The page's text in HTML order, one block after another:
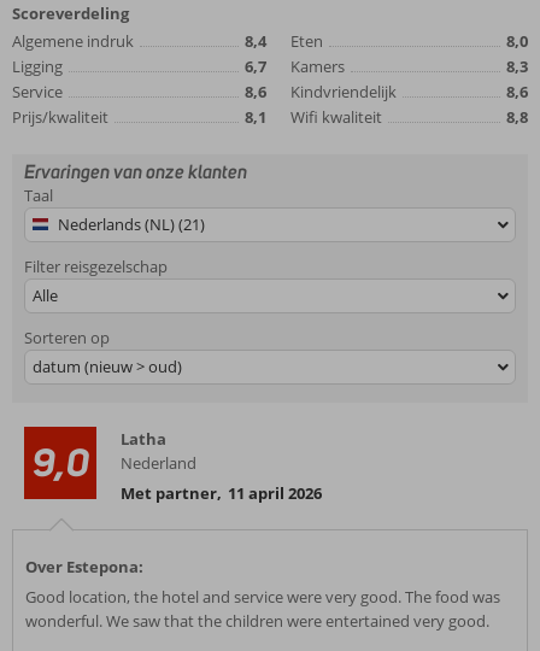
Scoreverdeling
Algemene indruk
8,4
Ligging
6,7
Service
8,6
Prijs/kwaliteit
8,1
Eten
8,0
Kamers
8,3
Kindvriendelijk
8,6
Wifi kwaliteit
8,8
Ervaringen van onze klanten
Taal
Nederlands (NL) (21)
Filter reisgezelschap
Alle
Sorteren op
datum (nieuw > oud)
9,0
Latha
Nederland
Met partner, 11 april 2026
Over Estepona:
Good location, the hotel and service were very good. The food was
wonderful. We saw that the children were entertained very good.